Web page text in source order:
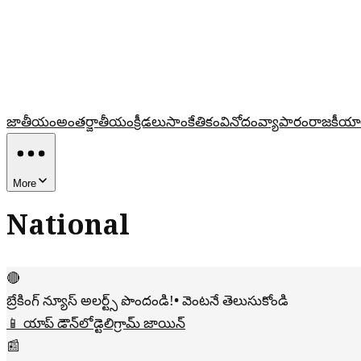
జాతీయంఅంతర్జాతీయంక్రీడలుసాంకేతికంవినోదంవ్యాపారం
More
National
🔴
బ్రేకింగ్ న్యూస్ అలర్ట్స్ పొందండి!• వెంటనే తెలుసుకోండి
📱 యాప్ డౌన్‌లోడ్టెలిగ్రామ్ జాయిన్
📰